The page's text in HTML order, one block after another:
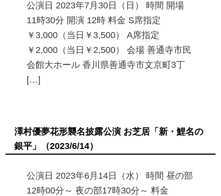
公演日 2023年7月30日（日） 時間 開場
11時30分 開演 12時 料金 S席指定
￥3,000（当日￥3,500） A席指定
￥2,000（当日￥2,500） 会場 善通寺市民
会館大ホール 香川県善通寺市文京町3丁
[…]
澤村優夢花形襲名披露公演 お芝居「新・鯉名の
銀平」
（2023/6/14）
公演日 2023年6月14日（水） 時間 昼の部
12時00分～ 夜の部17時30分～ 料金